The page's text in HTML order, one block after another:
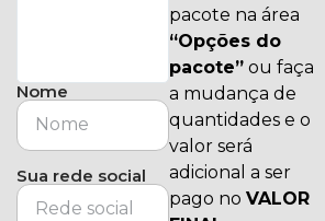
Nome
Sua rede social
pacote na área
“Opções do
pacote” ou faça
a mudança de
quantidades e o
valor será
adicional a ser
pago noVALOR